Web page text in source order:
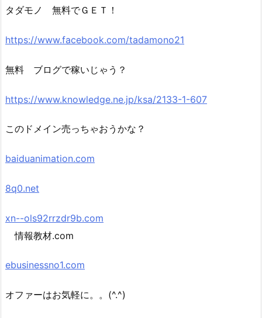
タダモノ 無料でＧＥＴ！
https://www.facebook.com/tadamono21
無料 ブログで稼いじゃう？
https://www.knowledge.ne.jp/ksa/2133-1-607
このドメイン売っちゃおうかな？
baiduanimation.com
8q0.net
xn--ols92rrzdr9b.com
情報教材.com
ebusinessno1.com
オファーはお気軽に。。(^.^)